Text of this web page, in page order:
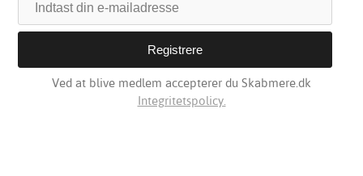
Ved at blive medlem accepterer du Skabmere.dk
Integritetspolicy.